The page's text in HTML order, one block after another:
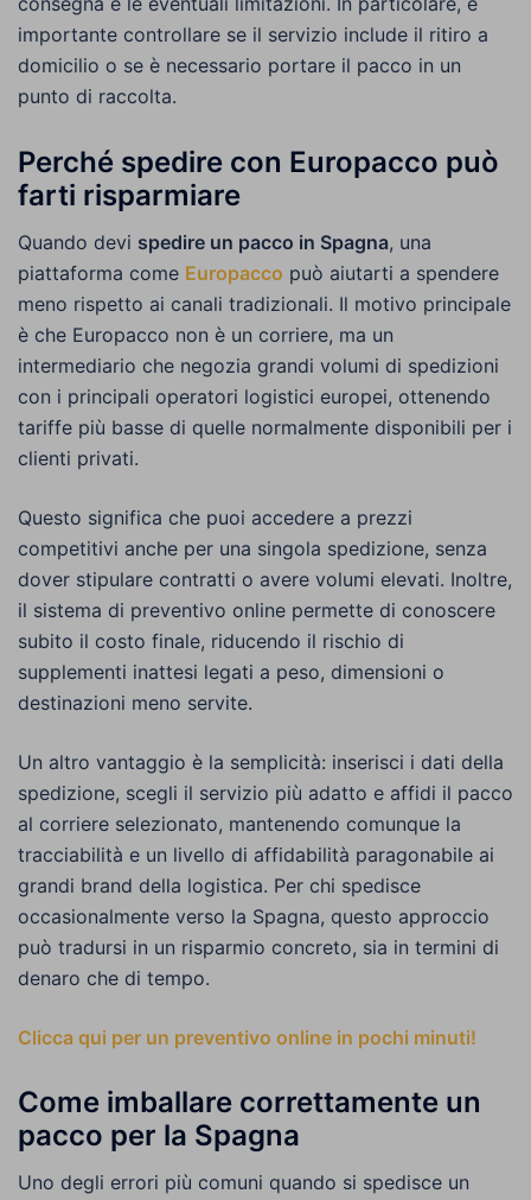
importante controllare se il servizio include il ritiro a
domicilio o se è necessario portare il pacco in un
punto di raccolta.
Perché spedire con Europacco può
farti risparmiare
Quando devi spedire un pacco in Spagna, una
piattaforma come Europacco può aiutarti a spendere
meno rispetto ai canali tradizionali. Il motivo principale
è che Europacco non è un corriere, ma un
intermediario che negozia grandi volumi di spedizioni
con i principali operatori logistici europei, ottenendo
tariffe più basse di quelle normalmente disponibili per i
clienti privati.
Questo significa che puoi accedere a prezzi
competitivi anche per una singola spedizione, senza
dover stipulare contratti o avere volumi elevati. Inoltre,
il sistema di preventivo online permette di conoscere
subito il costo finale, riducendo il rischio di
supplementi inattesi legati a peso, dimensioni o
destinazioni meno servite.
Un altro vantaggio è la semplicità: inserisci i dati della
spedizione, scegli il servizio più adatto e affidi il pacco
al corriere selezionato, mantenendo comunque la
tracciabilità e un livello di affidabilità paragonabile ai
grandi brand della logistica. Per chi spedisce
occasionalmente verso la Spagna, questo approccio
può tradursi in un risparmio concreto, sia in termini di
denaro che di tempo.
Clicca qui per un preventivo online in pochi minuti!
Come imballare correttamente un
pacco per la Spagna
Uno degli errori più comuni quando si spedisce un